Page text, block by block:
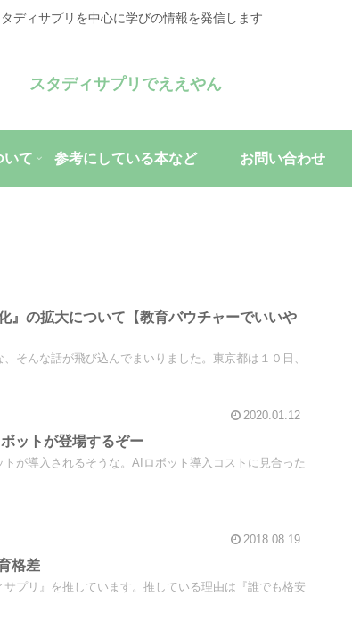
ディサプリを中心に学びの情報を発信します
スタディサプリでええやん
いて 参考にしている本など お問い合わせ
』の拡大について【教育バウチャーでいいや
そんな話が飛び込んでまいりました。東京都は１０日、
2020.01.12
ットが登場するぞー
が導入されるそうな。AIロボット導入コストに見合った
2018.08.19
格差
プリ』を推しています。推している理由は『誰でも格安